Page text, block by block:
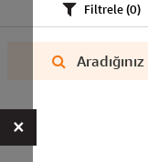
Filtrele (0)
×